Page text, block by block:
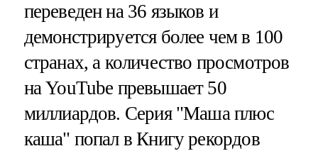
переведен на 36 языков и
демонстрируется более чем в 100
странах, а количество просмотров
на YouTube превышает 50
миллиардов. Серия "Маша плюс
каша" попал в Книгу рекордов